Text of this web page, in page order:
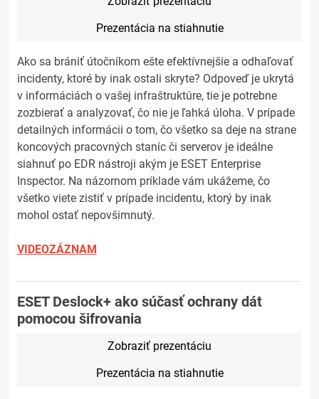
Prezentácia na stiahnutie
Ako sa brániť útočníkom ešte efektívnejšie a odhaľovať
incidenty, ktoré by inak ostali skryte? Odpoveď je ukrytá
v informáciách o vašej infraštruktúre, tie je potrebne
zozbierať a analyzovať, čo nie je ľahká úloha. V prípade
detailných informácii o tom, čo všetko sa deje na strane
koncových pracovných staníc či serverov je ideálne
siahnuť po EDR nástroji akým je ESET Enterprise
Inspector. Na názornom príklade vám ukážeme, čo
všetko viete zistiť v prípade incidentu, ktorý by inak
mohol ostať nepovšimnutý.
VIDEOZÁZNAM
ESET Deslock+ ako súčasť ochrany dát
pomocou šifrovania
Zobraziť prezentáciu
Prezentácia na stiahnutie